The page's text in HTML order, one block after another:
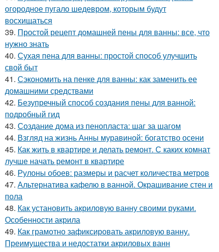
огородное пугало шедевром, которым будут
восхищаться
39. Простой рецепт домашней пены для ванны: все, что
нужно знать
40. Сухая пена для ванны: простой способ улучшить
свой быт
41. Сэкономить на пенке для ванны: как заменить ее
домашними средствами
42. Безупречный способ создания пены для ванной:
подробный гид
43. Создание дома из пенопласта: шаг за шагом
44. Взгляд на жизнь Анны муравиной: богатство осени
45. Как жить в квартире и делать ремонт. С каких комнат
лучше начать ремонт в квартире
46. Рулоны обоев: размеры и расчет количества метров
47. Альтернатива кафелю в ванной. Окрашивание стен и
пола
48. Как установить акриловую ванну своими руками.
Особенности акрила
49. Как грамотно зафиксировать акриловую ванну.
Преимущества и недостатки акриловых ванн